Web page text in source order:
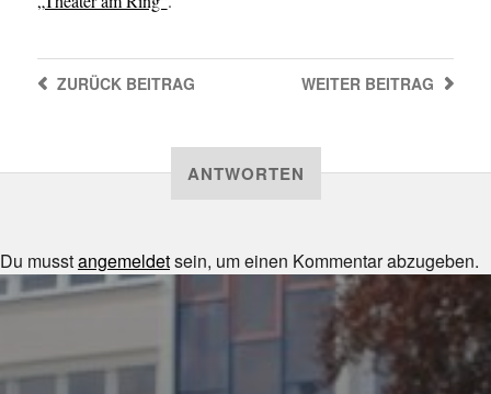
WEITER BEITRAG
ZURÜCKBEITRAG
ANTWORTEN
Du musstangemeldetsein, um einen Kommentar abzugeben.